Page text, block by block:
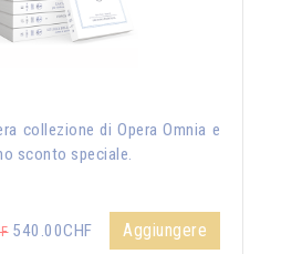
collezione di Opera Omnia e
sconto speciale.
540.00CHF Aggiungere